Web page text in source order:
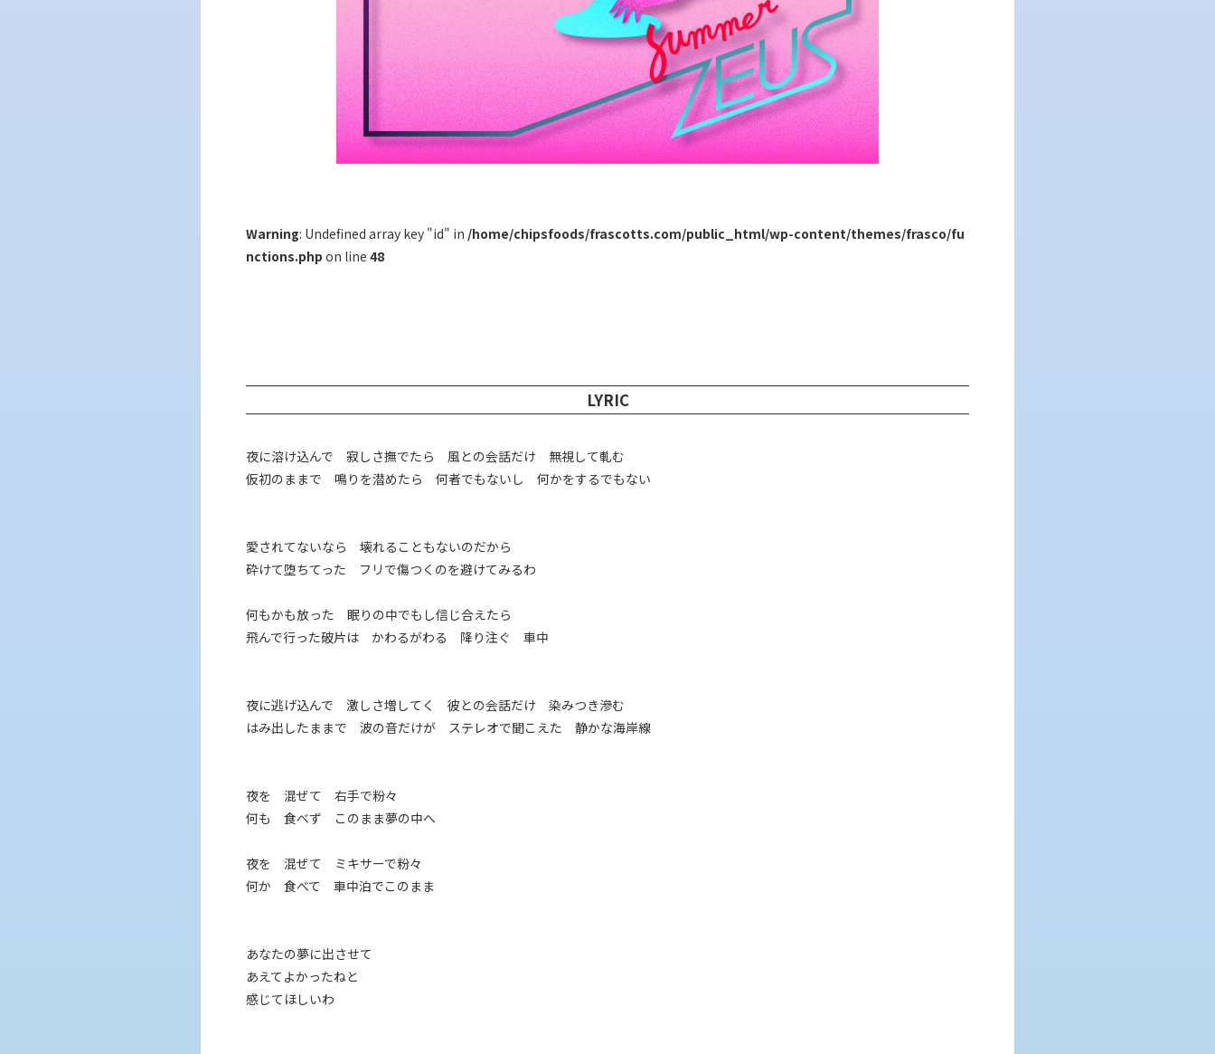
Warning: Undefined array key "id" in /home/chipsfoods/frascotts.com/public_html/wp-content/themes/frasco/fu
nctions.php on line 48
LYRIC
夜に溶け込んで 寂しさ撫でたら 風との会話だけ 無視して軋む
仮初のままで 鳴りを潜めたら 何者でもないし 何かをするでもない
愛されてないなら 壊れることもないのだから
砕けて堕ちてった フリで傷つくのを避けてみるわ
何もかも放った 眠りの中でもし信じ合えたら
飛んで行った破片は かわるがわる 降り注ぐ 車中
夜に逃げ込んで 激しさ増してく 彼との会話だけ 染みつき滲む
はみ出したままで 波の音だけが ステレオで聞こえた 静かな海岸線
夜を 混ぜて 右手で粉々
何も 食べず このまま夢の中へ
夜を 混ぜて ミキサーで粉々
何か 食べて 車中泊でこのまま
あなたの夢に出させて
あえてよかったねと
感じてほしいわ